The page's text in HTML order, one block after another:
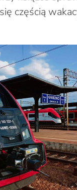
częścią